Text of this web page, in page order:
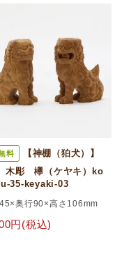
料
【神棚（狛犬）】
彫 欅（ケヤキ）ko
35-keyaki-03
奥行90×高さ106mm
円(税込)